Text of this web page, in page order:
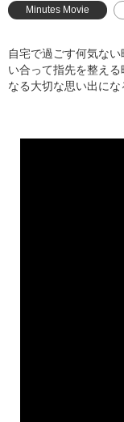
Minutes Movie
自宅で過ごす何気な
い合って指先を整え
なる大切な思い出にな